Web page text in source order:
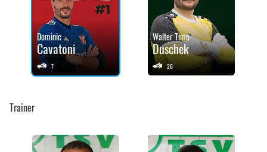
Dominic
Cavatoni
7
Walter Timo
Duschek
26
Trainer